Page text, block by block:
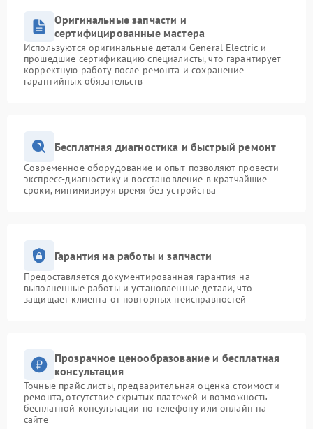
Оригинальные запчасти и
сертифицированные мастера
Используются оригинальные детали General Electric и
прошедшие сертификацию специалисты, что гарантирует
корректную работу после ремонта и сохранение
гарантийных обязательств
Бесплатная диагностика и быстрый ремонт
Современное оборудование и опыт позволяют провести
экспресс-диагностику и восстановление в кратчайшие
сроки, минимизируя время без устройства
Гарантия на работы и запчасти
Предоставляется документированная гарантия на
выполненные работы и установленные детали, что
защищает клиента от повторных неисправностей
Прозрачное ценообразование и бесплатная
консультация
Точные прайс-листы, предварительная оценка стоимости
ремонта, отсутствие скрытых платежей и возможность
бесплатной консультации по телефону или онлайн на
сайте